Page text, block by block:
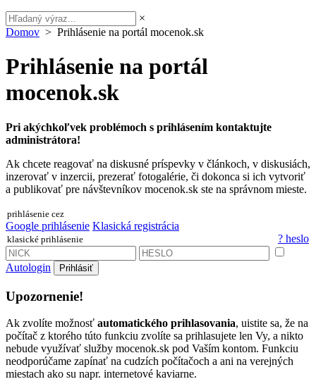
×
Domov > Prihlásenie na portál mocenok.sk
Prihlásenie na portál
mocenok.sk
Pri akýchkoľvek problémoch s prihlásením kontaktujte
administrátora!
Ak chcete reagovať na diskusné príspevky v článkoch, v diskusiách,
inzerovať v inzercii, prezerať fotogalérie, či dokonca si ich vytvoriť
a publikovať pre návštevníkov mocenok.sk ste na správnom mieste.
prihlásenie cez
Google prihlásenie Klasická registrácia
klasické prihlásenie ? heslo
Autologin Prihlásiť
Upozornenie!
Ak zvolíte možnosť automatického prihlasovania, uistite sa, že na
počítač z ktorého túto funkciu zvolíte sa prihlasujete len Vy, a nikto
nebude využívať služby mocenok.sk pod Vaším kontom. Funkciu
neodporúčame zapínať na cudzích počítačoch a ani na verejných
miestach ako su napr. internetové kaviarne.